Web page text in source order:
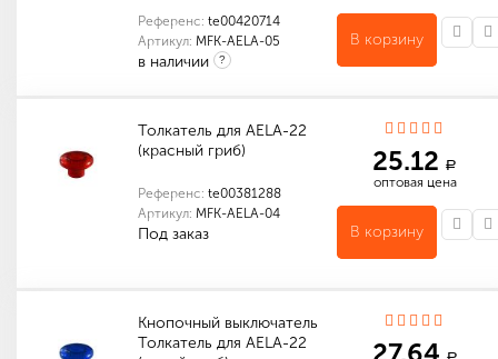
Референс: te00420714
Артикул: MFK-AELA-05
в наличии ?
В корзину
Толкатель для AELA-22
(красный гриб)
Референс: te00381288
Артикул: MFK-AELA-04
Под заказ
25.12 a
оптовая цена
В корзину
Кнопочный выключатель
Толкатель для AELA-22